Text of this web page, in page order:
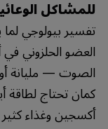
للمشاكل
تفسير بيولوجي
العضو الحلزوني في
الصوت — مليانة
كمان تحتاج لطاقة
أكسجين وغذاء